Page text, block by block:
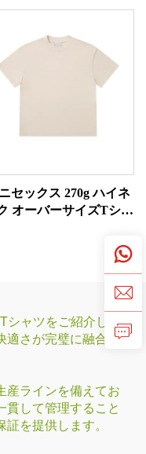
セックス 270g ハイネ
オーバーサイズTシャ
シャツをご紹介しま
適さが完璧に融合した
産ラインを備えてお
貫して管理すること
を提供します。